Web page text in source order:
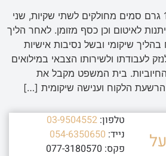
הלקוח החזיק ברכבו 180 גרם סמים מחולקים לשתי שקיות, שני
לאיטום וכן כסף מזומן. לאחר הליך
בהליך שיקומי ובשל נסיבות אישיות
לעבודתו ולשירותו הצבאי במילואים
החיוביות. בית המשפט מקבל את
הרשעת הלקוח וענישה שיקומית […]
טלפון: 03-9504552
נייד: 054-6350650
פקס: 077-3180570